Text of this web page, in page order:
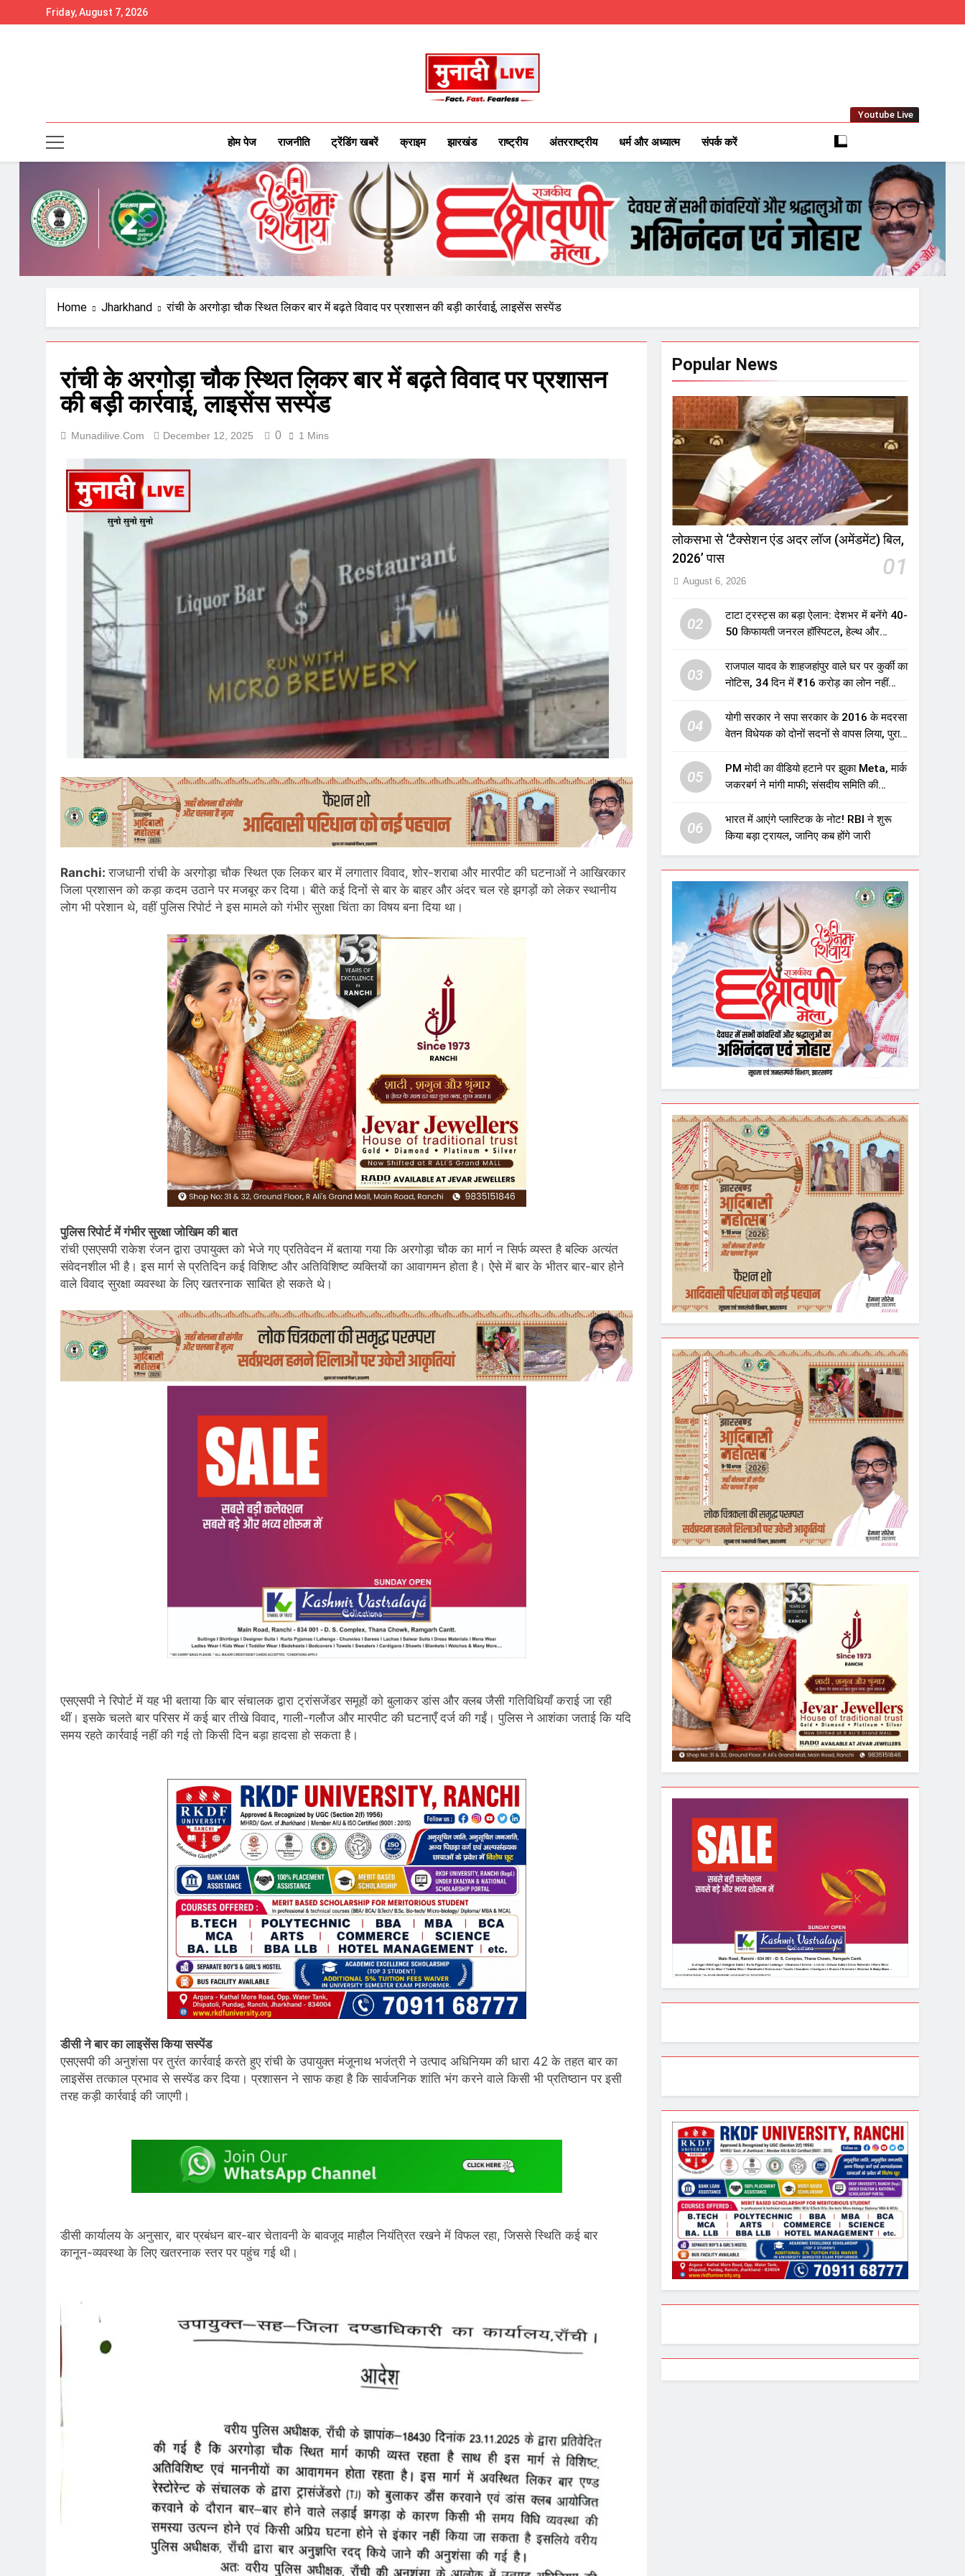
to
Friday, August 7, 2026
Munadilive.com
Munadi Live – Jharkhand's Leading Local News Network
Youtube Live
होम पेज राजनीति ट्रेंडिंग खबरें क्राइम झारखंड राष्ट्रीय अंतरराष्ट्रीय धर्म और अध्यात्म संपर्क करें
Home Jharkhand रांची के अरगोड़ा चौक स्थित लिकर बार में बढ़ते विवाद पर प्रशासन की बड़ी कार्रवाई, लाइसेंस सस्पेंड
रांची के अरगोड़ा चौक स्थित लिकर बार में बढ़ते विवाद पर प्रशासन
की बड़ी कार्रवाई, लाइसेंस सस्पेंड
Munadilive.com December 12, 2025 0 1 Mins
Ranchi:राजधानी रांची के अरगोड़ा चौक स्थित एक लिकर बार में लगातार विवाद, शोर-शराबा और मारपीट की घटनाओं ने आखिरकार
जिला प्रशासन को कड़ा कदम उठाने पर मजबूर कर दिया। बीते कई दिनों से बार के बाहर और अंदर चल रहे झगड़ों को लेकर स्थानीय
लोग भी परेशान थे, वहीं पुलिस रिपोर्ट ने इस मामले को गंभीर सुरक्षा चिंता का विषय बना दिया था।
पुलिस रिपोर्ट में गंभीर सुरक्षा जोखिम की बात
रांची एसएसपी राकेश रंजन द्वारा उपायुक्त को भेजे गए प्रतिवेदन में बताया गया कि अरगोड़ा चौक का मार्ग न सिर्फ व्यस्त है बल्कि अत्यंत
संवेदनशील भी है। इस मार्ग से प्रतिदिन कई विशिष्ट और अतिविशिष्ट व्यक्तियों का आवागमन होता है। ऐसे में बार के भीतर बार-बार होने
वाले विवाद सुरक्षा व्यवस्था के लिए खतरनाक साबित हो सकते थे।
एसएसपी ने रिपोर्ट में यह भी बताया कि बार संचालक द्वारा ट्रांसजेंडर समूहों को बुलाकर डांस और क्लब जैसी गतिविधियाँ कराई जा रही
थीं। इसके चलते बार परिसर में कई बार तीखे विवाद, गाली-गलौज और मारपीट की घटनाएँ दर्ज की गईं। पुलिस ने आशंका जताई कि यदि
समय रहते कार्रवाई नहीं की गई तो किसी दिन बड़ा हादसा हो सकता है।
डीसी ने बार का लाइसेंस किया सस्पेंड
एसएसपी की अनुशंसा पर तुरंत कार्रवाई करते हुए रांची के उपायुक्त मंजूनाथ भजंत्री ने उत्पाद अधिनियम की धारा 42 के तहत बार का
लाइसेंस तत्काल प्रभाव से सस्पेंड कर दिया। प्रशासन ने साफ कहा है कि सार्वजनिक शांति भंग करने वाले किसी भी प्रतिष्ठान पर इसी
तरह कड़ी कार्रवाई की जाएगी।
डीसी कार्यालय के अनुसार, बार प्रबंधन बार-बार चेतावनी के बावजूद माहौल नियंत्रित रखने में विफल रहा, जिससे स्थिति कई बार
कानून-व्यवस्था के लिए खतरनाक स्तर पर पहुंच गई थी।
Popular News
लोकसभा से ‘टैक्सेशन एंड अदर लॉज (अमेंडमेंट) बिल,
2026’ पास
01
August 6, 2026
02
टाटा ट्रस्ट्स का बड़ा ऐलान: देशभर में बनेंगे 40-
50 किफायती जनरल हॉस्पिटल, हेल्थ और
03
राजपाल यादव के शाहजहांपुर वाले घर पर कुर्की का
नोटिस, 34 दिन में ₹16 करोड़ का लोन नहीं
04
योगी सरकार ने सपा सरकार के 2016 के मदरसा
वेतन विधेयक को दोनों सदनों से वापस लिया, पुराने
उठाए सवाल
05
PM मोदी का वीडियो हटाने पर झुका Meta, मार्क
जकरबर्ग ने मांगी माफी; संसदीय समिति की
06
भारत में आएंगे प्लास्टिक के नोट! RBI ने शुरू
किया बड़ा ट्रायल, जानिए कब होंगे जारी